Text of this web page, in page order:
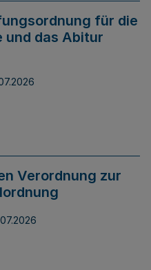
für die
und das Abitur
Verordnung zur